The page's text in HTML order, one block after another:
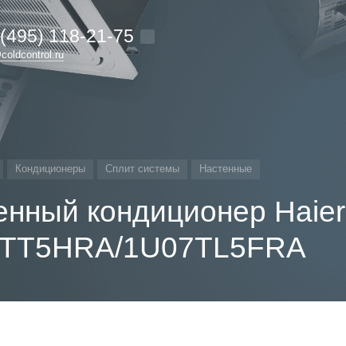
118-21-75
Кондиционеры Сплит системы Настенные
кондиционер Haier
1U07TL5FRA